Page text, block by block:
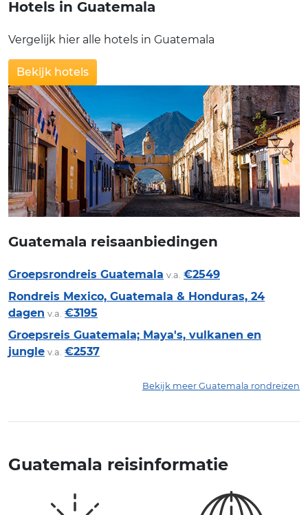
Hotels in Guatemala
Vergelijk hier alle hotels in Guatemala
Bekijk hotels
Guatemala reisaanbiedingen
Groepsrondreis Guatemala v.a. €2549
Rondreis Mexico, Guatemala & Honduras, 24
dagen v.a. €3195
Groepsreis Guatemala; Maya's, vulkanen en
jungle v.a. €2537
Bekijk meer Guatemala rondreizen
Guatemala reisinformatie